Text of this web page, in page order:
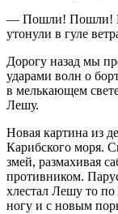
— Пошли! Пошли!
утонули в гуле
Дорогу назад мы
ударами волн о
в мелькающем
Лешу.
Новая картина из
Карибского моря.
змей, размахивая
противником.
хлестал Лешу то
ногу и с новым